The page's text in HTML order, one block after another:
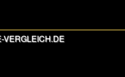
VERGLEICH.DE